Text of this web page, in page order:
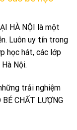
HÀ NỘI là một
Luôn uy tín trong
học hát, các lớp
Nội.
trải nghiệm
CHẤT LƯỢNG